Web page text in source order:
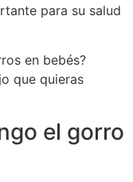
para su salud
en bebés?
que quieras
el gorro